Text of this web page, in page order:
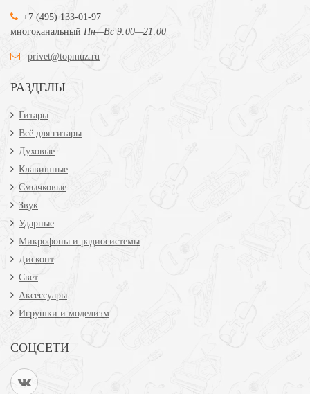
+7 (495) 133-01-97
многоканальный Пн—Вс 9:00—21:00
privet@topmuz.ru
РАЗДЕЛЫ
Гитары
Всё для гитары
Духовые
Клавишные
Смычковые
Звук
Ударные
Микрофоны и радиосистемы
Дисконт
Свет
Аксессуары
Игрушки и моделизм
СОЦСЕТИ